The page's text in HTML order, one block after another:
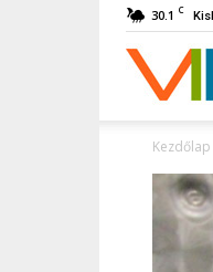
30.1 C
VIRA
Kezdőlap